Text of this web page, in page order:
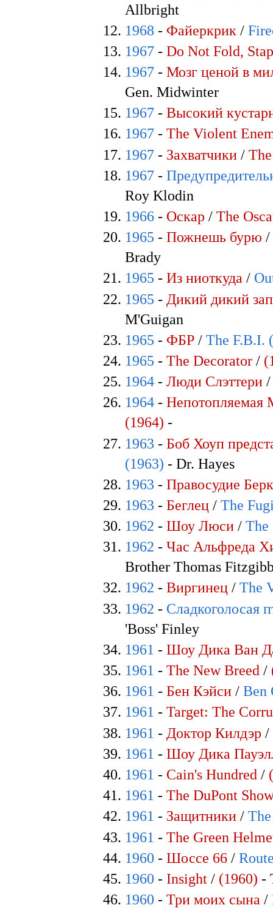
Allbright
1968 - Файеркрик /
1967 -Do Not Fold,
1967 -Мозг ценой в
Gen. Midwinter
1967 -Высокий
1967 -The Violent
1967 - Захватчики /
1967 -
Roy Klodin
1966 - Оскар /The
1965 -Пожнешь бурю
Brady
1965 -Из ниоткуда /
1965 - Дикий дикий
M'Guigan
1965 - ФБР /The F.B.I.
1965 -The Decorator /
1964 -Люди Слэттери
1964 -Непотопляемая
(1964) -
1963 -Боб Хоуп
(1963) - Dr. Hayes
1963 -Правосудие
1963 -Беглец /The
1962 -Шоу Люси /The
1962 -Час Альфреда
Brother Thomas
1962 -Виргинец /The
1962 - Сладкоголосая
'Boss' Finley
1961 -Шоу Дика Ван
1961 -The New Breed /
1961 -Бен Кэйси /Ben
1961 -Target: The
1961 - Доктор Килдэр /
1961 -Шоу Дика
1961 - Cain's Hundred /
1961 -The DuPont
1961 - Защитники /
1961 -The Green
1960 -Шоссе 66 /
1960 - Insight / (1960) -
1960 -Три моих сына /